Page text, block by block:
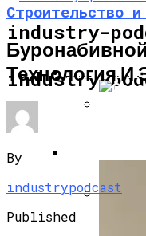
industry-
industry-
Строительство
Технология И
By
industrypodcast
Published